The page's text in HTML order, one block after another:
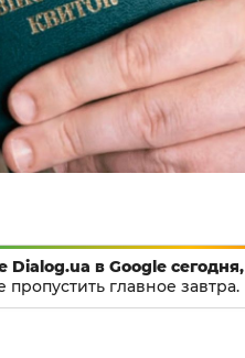
Dialog.ua в Google сегодня,
пропустить главное завтра.